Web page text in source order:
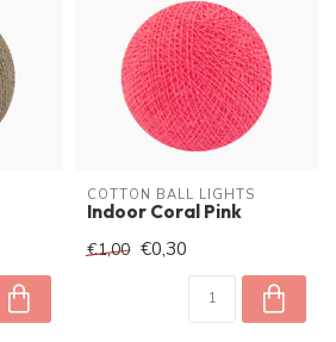
COTTON BALL LIGHTS
Indoor Coral Pink
€1,00 €0,30